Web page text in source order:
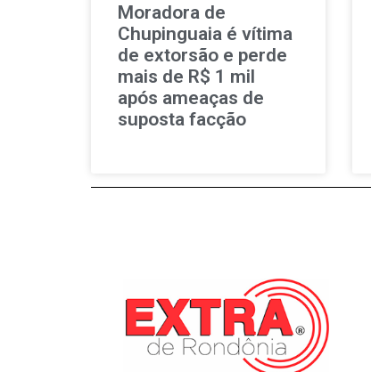
Moradora de
Chupinguaia é vítima
de extorsão e perde
mais de R$ 1 mil
após ameaças de
suposta facção